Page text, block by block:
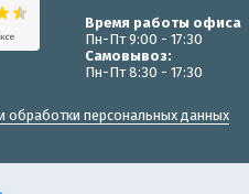
Время работы офиса
Пн-Пт 9:00 - 17:30
Самовывоз:
Пн-Пт 8:30 - 17:30
обработки персональных данных